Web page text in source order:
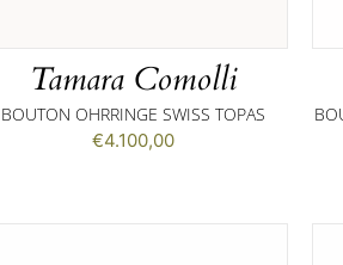
Tamara Comolli
BOUTON OHRRINGE SWISS TOPAS
€4.100,00